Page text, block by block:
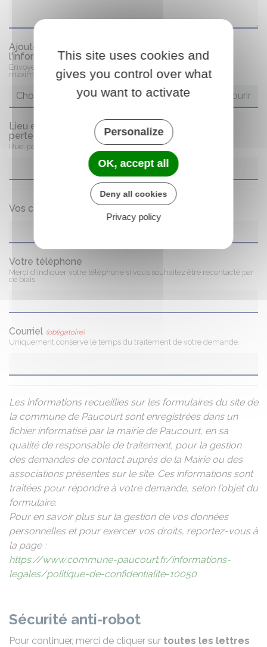
Ajouter une photo nous permettra de partager
l'information
Envoyez une photo (fichiers png, jpg ou gif uniquement) (50 Mb
maximum)
Choisir un fichier
Lieu et Circonstances de votre trouvaille /
perte
Rue, parking, arboretum, stade, allée piétonnière, sur un banc...
Vos coordonnées
Votre téléphone
Merci d'indiquer votre téléphone si vous souhaitez être recontacté par
ce biais
Courriel (obligatoire)
Uniquement conservé le temps du traitement de votre demande.
Les informations recueillies sur les formulaires du site de
la commune de Paucourt sont enregistrées dans un
fichier informatisé par la mairie de Paucourt, en sa
qualité de responsable de traitement, pour la gestion
des demandes de contact auprès de la Mairie ou des
associations présentes sur le site. Ces informations sont
traitées pour répondre à votre demande, selon l'objet du
formulaire.
Pour en savoir plus sur la gestion de vos données
personnelles et pour exercer vos droits, reportez-vous à
la page :
https://www.commune-paucourt.fr/informations-
legales/politique-de-confidentialite-10050
Sécurité anti-robot
Pour continuer, merci de cliquer sur toutes les lettres
This site uses cookies and
gives you control over what
you want to activate
Personalize
OK, accept all
Deny all cookies
Privacy policy